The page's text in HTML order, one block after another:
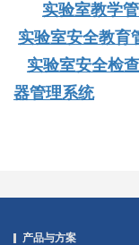
实验室教学
实验室安全教育
实验室安全检
器管理系统
产品与方案